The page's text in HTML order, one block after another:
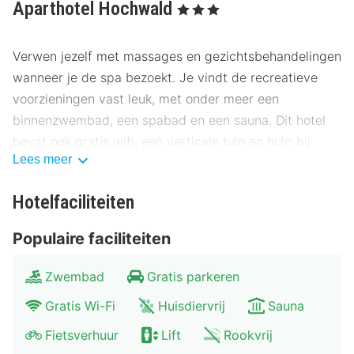
Aparthotel Hochwald , 3 Sterren
Verwen jezelf met massages en gezichtsbehandelingen
wanneer je de spa bezoekt. Je vindt de recreatieve
voorzieningen vast leuk, met onder meer een
binnenzwembad, een spabad en een sauna. Dit hotel
bevat ook gratis wifi, een verticale tuin en hulp bij
uitstapjes/tickets. Je bezoekje aan nabije
shuttlebus (toeslag) een fluitje van een cent.
Dagelijks kun je tegen betaling genieten van een lekker
De volledige accommodatie is gesloten van 19
december tot 27 december. De accommodatie is
gesloten: op kerstavond en op eerste kerstdag.
Lees meer
Hotelfaciliteiten
Populaire faciliteiten
Zwembad
Gratis parkeren
Gratis Wi-Fi
Huisdiervrij
Sauna
Fietsverhuur
Lift
Rookvrij